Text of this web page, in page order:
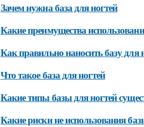
Зачем нужна база для ногтей
Какие преимущества
Как правильно наносить базу для
Что такое база для ногтей
Какие типы базы для ногтей
Какие риски не использования